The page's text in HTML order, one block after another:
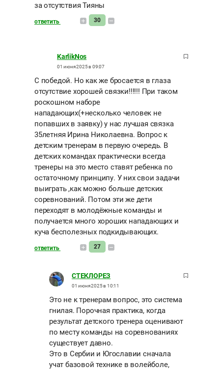
за отсутствия Тияны
ответить 30
KarlikNos
01 июня 2025 в 09:07
С победой. Но как же бросается в глаза
отсутствие хорошей связки!!!!!! При таком
роскошном наборе
нападающих(+несколько человек не
попавших в заявку) у нас лучшая связка
35летняя Ирина Николаевна. Вопрос к
детским тренерам в первую очередь. В
детских командах практически всегда
тренеры на это место ставят ребенка по
остаточному принципу. У них свои задачи
выиграть ,как можно больше детских
соревнований. Потом эти же дети
переходят в молодёжные команды и
получается много хороших нападающих и
куча бесполезных подкидывающих.
ответить 27
СТЕКЛОРЕЗ
01 июня 2025 в 10:11
Это не к тренерам вопрос, это система
гнилая. Порочная практика, когда
результат детского тренера оценивают
по месту команды на соревнованиях
существует давно.
Это в Сербии и Югославии сначала
учат базовой технике в волейболе,